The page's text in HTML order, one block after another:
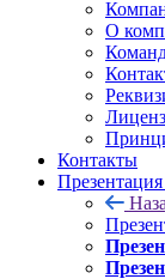
О
Контакты
Презентация